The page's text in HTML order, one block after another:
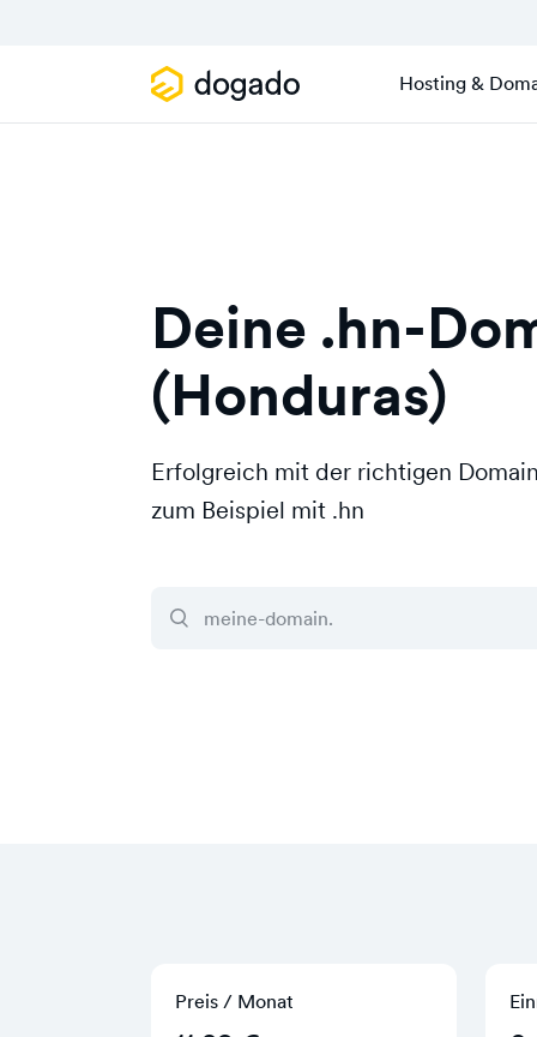
Hosting &
Deine .hn-
(Honduras)
Erfolgreich mit der richtigen
zum Beispiel mit .hn
Preis / Monat